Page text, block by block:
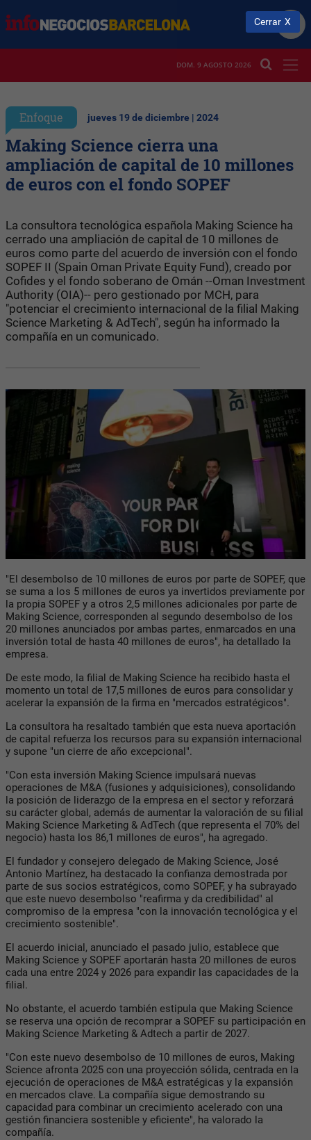
DOM. 9 AGOSTO 2026
Enfoque jueves 19 de diciembre | 2024
Making Science cierra una
ampliación de capital de 10 millones
de euros con el fondo SOPEF
La consultora tecnológica española Making Science ha
cerrado una ampliación de capital de 10 millones de
euros como parte del acuerdo de inversión con el fondo
SOPEF II (Spain Oman Private Equity Fund), creado por
Cofides y el fondo soberano de Omán --Oman Investment
Authority (OIA)-- pero gestionado por MCH, para
"potenciar el crecimiento internacional de la filial Making
Science Marketing & AdTech", según ha informado la
compañía en un comunicado.
"El desembolso de 10 millones de euros por parte de SOPEF, que
se suma a los 5 millones de euros ya invertidos previamente por
la propia SOPEF y a otros 2,5 millones adicionales por parte de
Making Science, corresponden al segundo desembolso de los
20 millones anunciados por ambas partes, enmarcados en una
inversión total de hasta 40 millones de euros", ha detallado la
empresa.
De este modo, la filial de Making Science ha recibido hasta el
momento un total de 17,5 millones de euros para consolidar y
acelerar la expansión de la firma en "mercados estratégicos".
La consultora ha resaltado también que esta nueva aportación
de capital refuerza los recursos para su expansión internacional
y supone "un cierre de año excepcional".
"Con esta inversión Making Science impulsará nuevas
operaciones de M&A (fusiones y adquisiciones), consolidando
la posición de liderazgo de la empresa en el sector y reforzará
su carácter global, además de aumentar la valoración de su filial
Making Science Marketing & AdTech (que representa el 70% del
negocio) hasta los 86,1 millones de euros", ha agregado.
El fundador y consejero delegado de Making Science, José
Antonio Martínez, ha destacado la confianza demostrada por
parte de sus socios estratégicos, como SOPEF, y ha subrayado
que este nuevo desembolso "reafirma y da credibilidad" al
compromiso de la empresa "con la innovación tecnológica y el
crecimiento sostenible".
El acuerdo inicial, anunciado el pasado julio, establece que
Making Science y SOPEF aportarán hasta 20 millones de euros
cada una entre 2024 y 2026 para expandir las capacidades de la
filial.
No obstante, el acuerdo también estipula que Making Science
se reserva una opción de recomprar a SOPEF su participación en
Making Science Marketing & Adtech a partir de 2027.
"Con este nuevo desembolso de 10 millones de euros, Making
Science afronta 2025 con una proyección sólida, centrada en la
ejecución de operaciones de M&A estratégicas y la expansión
en mercados clave. La compañía sigue demostrando su
capacidad para combinar un crecimiento acelerado con una
gestión financiera sostenible y eficiente", ha valorado la
compañía.
Cerrar